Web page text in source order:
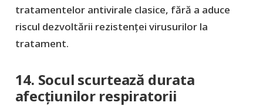
tratamentelor antivirale clasice, fără a aduce
riscul dezvoltării rezistenței virusurilor la
tratament.
14. Socul scurtează durata
afecțiunilor respiratorii